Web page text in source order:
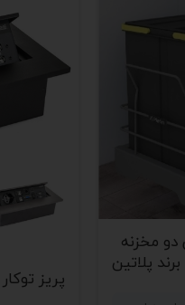
مخزنه
پریز توکار